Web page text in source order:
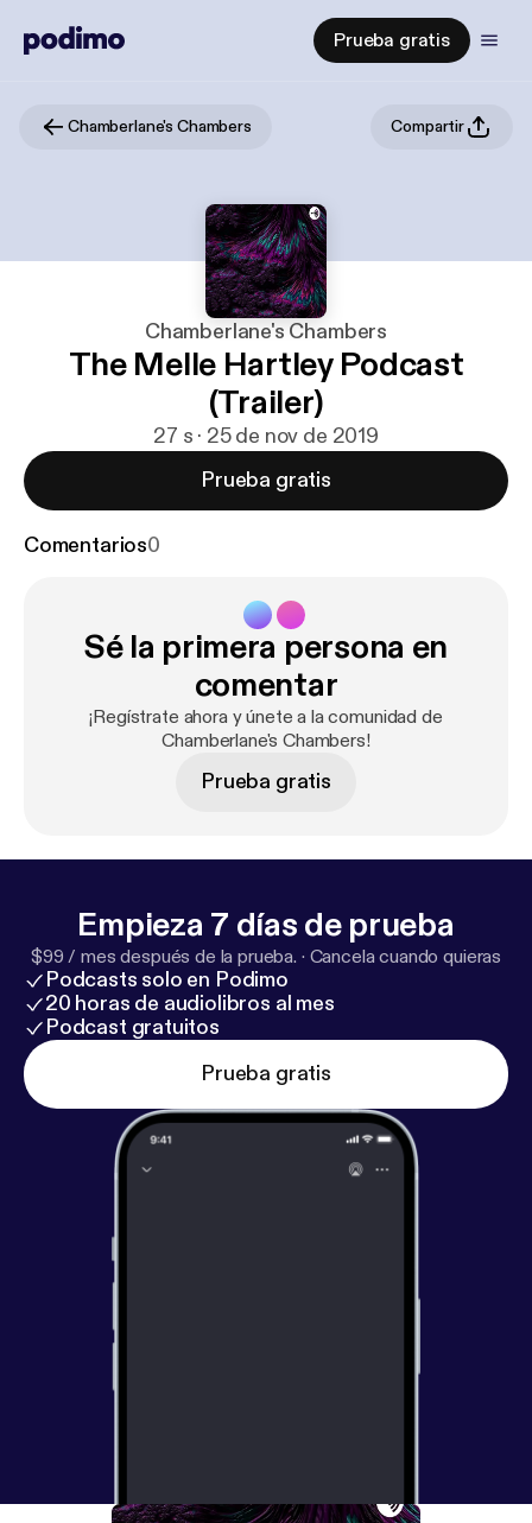
Prueba gratis
Chamberlane's Chambers Compartir
Chamberlane's Chambers
The Melle Hartley Podcast
(Trailer)
27 s · 25 de nov de 2019
Prueba gratis
Comentarios0
Sé la primera persona en
comentar
¡Regístrate ahora y únete a la comunidad de
Chamberlane's Chambers!
Prueba gratis
Empieza 7 días de prueba
$99 / mes después de la prueba. · Cancela cuando quieras
Podcasts solo en Podimo
20 horas de audiolibros al mes
Podcast gratuitos
Prueba gratis